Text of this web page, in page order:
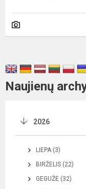
Naujienų
2026
LIEPA (3)
BIRŽELIS (22)
GEGUŽĖ (32)